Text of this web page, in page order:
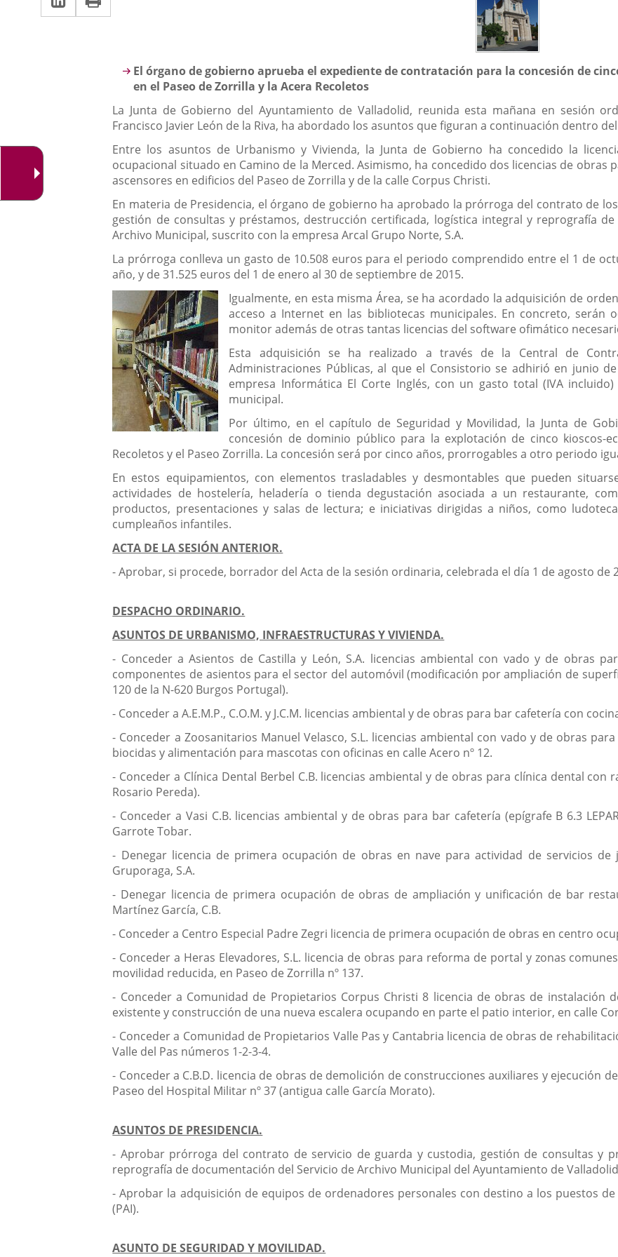
aplicación
a
aplicaciónDescripción
El órgano de gobierno aprueba el expediente de contratación para la concesión de
en el Paseo de Zorrilla y la Acera Recoletos
La Junta de Gobierno del Ayuntamiento de Valladolid, reunida esta mañana en sesión
Francisco Javier León de la Riva, ha abordado los asuntos que figuran a continuación dentro
Entre los asuntos de Urbanismo y Vivienda, la Junta de Gobierno ha concedido la
ocupacional situado en Camino de la Merced. Asimismo, ha concedido dos licencias de obras
ascensores en edificios del Paseo de Zorrilla y de la calle Corpus Christi.
En materia de Presidencia, el órgano de gobierno ha aprobado la prórroga del contrato de
gestión de consultas y préstamos, destrucción certificada, logística integral y reprografía
Archivo Municipal, suscrito con la empresa Arcal Grupo Norte, S.A.
La prórroga conlleva un gasto de 10.508 euros para el periodo comprendido entre el 1 de
año, y de 31.525 euros del 1 de enero al 30 de septiembre de 2015.
Igualmente, en esta misma Área, se ha acordado la adquisición de
acceso a Internet en las bibliotecas municipales. En concreto, serán
monitor además de otras tantas licencias del software ofimático
Esta adquisición se ha realizado a través de la Central de
Administraciones Públicas, al que el Consistorio se adhirió en junio
empresa Informática El Corte Inglés, con un gasto total (IVA
municipal.
Por último, en el capítulo de Seguridad y Movilidad, la Junta de
concesión de dominio público para la explotación de cinco kioscos-
Recoletos y el Paseo Zorrilla. La concesión será por cinco años, prorrogables a otro periodo
En estos equipamientos, con elementos trasladables y desmontables que pueden
actividades de hostelería, heladería o tienda degustación asociada a un restaurante,
productos, presentaciones y salas de lectura; e iniciativas dirigidas a niños, como
cumpleaños infantiles.
ACTA DE LA SESIÓN ANTERIOR.
- Aprobar, si procede, borrador del Acta de la sesión ordinaria, celebrada el día 1 de agosto de
DESPACHO ORDINARIO.
ASUNTOS DE URBANISMO, INFRAESTRUCTURAS Y VIVIENDA.
- Conceder a Asientos de Castilla y León, S.A. licencias ambiental con vado y de obras
componentes de asientos para el sector del automóvil (modificación por ampliación de
120 de la N-620 Burgos Portugal).
- Conceder a A.E.M.P., C.O.M. y J.C.M. licencias ambiental y de obras para bar cafetería con
- Conceder a Zoosanitarios Manuel Velasco, S.L. licencias ambiental con vado y de obras
biocidas y alimentación para mascotas con oficinas en calle Acero nº 12.
- Conceder a Clínica Dental Berbel C.B. licencias ambiental y de obras para clínica dental con
Rosario Pereda).
- Conceder a Vasi C.B. licencias ambiental y de obras para bar cafetería (epígrafe B 6.3
Garrote Tobar.
- Denegar licencia de primera ocupación de obras en nave para actividad de servicios
Gruporaga, S.A.
- Denegar licencia de primera ocupación de obras de ampliación y unificación de bar
Martínez García, C.B.
- Conceder a Centro Especial Padre Zegri licencia de primera ocupación de obras en centro
- Conceder a Heras Elevadores, S.L. licencia de obras para reforma de portal y zonas
movilidad reducida, en Paseo de Zorrilla nº 137.
- Conceder a Comunidad de Propietarios Corpus Christi 8 licencia de obras de instalación
existente y construcción de una nueva escalera ocupando en parte el patio interior, en calle
- Conceder a Comunidad de Propietarios Valle Pas y Cantabria licencia de obras de
Valle del Pas números 1-2-3-4.
- Conceder a C.B.D. licencia de obras de demolición de construcciones auxiliares y ejecución
Paseo del Hospital Militar nº 37 (antigua calle García Morato).
ASUNTOS DE PRESIDENCIA.
- Aprobar prórroga del contrato de servicio de guarda y custodia, gestión de consultas y
reprografía de documentación del Servicio de Archivo Municipal del Ayuntamiento de
- Aprobar la adquisición de equipos de ordenadores personales con destino a los puestos
(PAI).
ASUNTO DE SEGURIDAD Y MOVILIDAD.